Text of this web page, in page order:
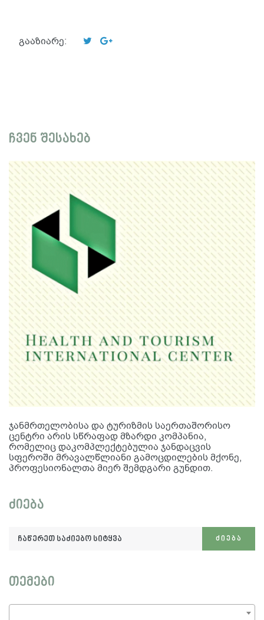
გააზიარე:
ჩვენ შესახებ
ჯანმრთელობისა და ტურიზმის საერთაშორისო
ცენტრი არის სწრაფად მზარდი კომპანია,
რომელიც დაკომპლექტებულია ჯანდაცვის
სფეროში მრავალწლიანი გამოცდილების მქონე,
პროფესიონალთა მიერ შემდგარი გუნდით.
ძიება
ჩაწერეთ
ᲫᲘᲔᲑᲐ
თემები